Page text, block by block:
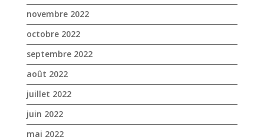
novembre 2022
octobre 2022
septembre 2022
août 2022
juillet 2022
juin 2022
mai 2022